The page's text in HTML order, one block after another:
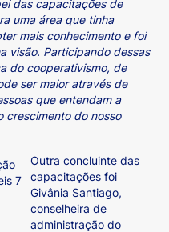
das capacitações de
uma área que tinha
mais conhecimento e foi
visão. Participando dessas
do cooperativismo, de
ser maior através de
que entendam a
crescimento do nosso
Outra concluinte das
capacitações foi
Givânia Santiago,
conselheira de
administração do